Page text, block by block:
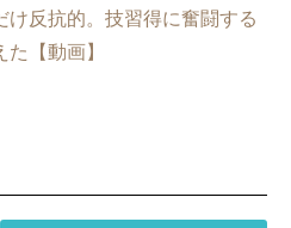
け反抗的。技習得に奮闘する
【動画】